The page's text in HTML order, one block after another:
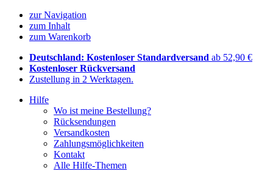
zur Navigation
zum Inhalt
zum Warenkorb
Deutschland: Kostenloser Standardversand ab 52,90 €
Kostenloser Rückversand
Zustellung in 2 Werktagen.
Hilfe
Wo ist meine Bestellung?
Rücksendungen
Versandkosten
Zahlungsmöglichkeiten
Kontakt
Alle Hilfe-Themen